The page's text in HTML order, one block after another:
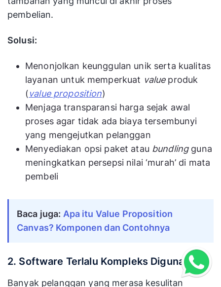
pembelian.
Solusi:
Menonjolkan keunggulan unik serta kualitas
layanan untuk memperkuat valueproduk
(value proposition)
Menjaga transparansi harga sejak awal
proses agar tidak ada biaya tersembunyi
yang mengejutkan pelanggan
Menyediakan opsi paket atau bundlingguna
meningkatkan persepsi nilai ‘murah’ di mata
pembeli
Baca juga: Apa itu Value Proposition
Canvas? Komponen dan Contohnya
2. Software Terlalu Kompleks Digunakan
Banyak pelanggan yang merasa kesulitan